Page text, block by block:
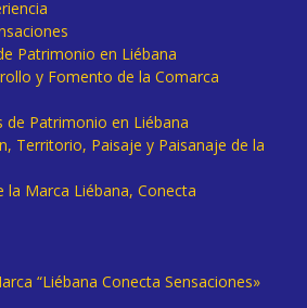
Patrimonio en Liébana
y Fomento de la Comarca
de Patrimonio en Liébana
Territorio, Paisaje y Paisanaje de la
la Marca Liébana, Conecta
“Liébana Conecta Sensaciones»